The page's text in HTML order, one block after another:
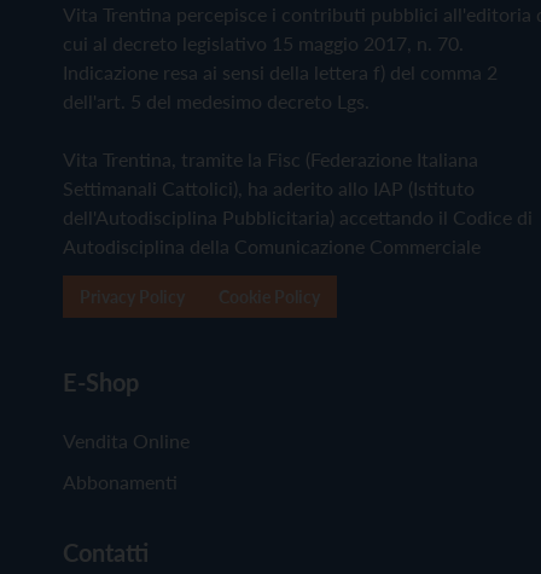
Vita Trentina percepisce i contributi pubblici all'editoria
cui al decreto legislativo 15 maggio 2017, n. 70.
Indicazione resa ai sensi della lettera f) del comma 2
dell'art. 5 del medesimo decreto Lgs.
Vita Trentina, tramite la Fisc (Federazione Italiana
Settimanali Cattolici), ha aderito allo IAP (Istituto
dell'Autodisciplina Pubblicitaria) accettando il Codice di
Autodisciplina della Comunicazione Commerciale
E-Shop
Vendita Online
Abbonamenti
Contatti